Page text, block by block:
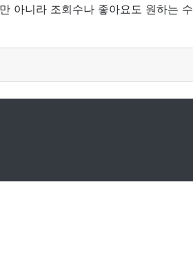
아니라 조회수나 좋아요도 원하는 수